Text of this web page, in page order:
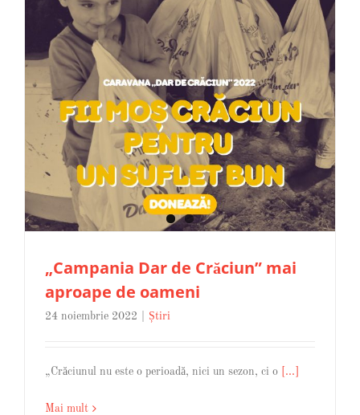
„Campania Dar de Crăciun” mai
aproape de oameni
24 noiembrie 2022 Știri
„Crăciunul nu este o perioadă, nici un sezon, ci o [...]
Mai mult